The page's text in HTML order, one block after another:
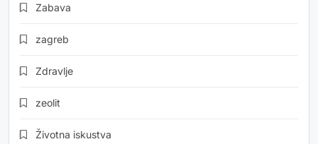
Zabava
zagreb
Zdravlje
zeolit
Životna iskustva